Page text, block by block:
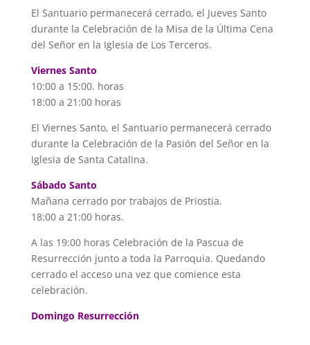
El Santuario permanecerá cerrado, el Jueves Santo
durante la Celebración de la Misa de la Última Cena
del Señor en la Iglesia de Los Terceros.
Viernes Santo
10:00 a 15:00. horas
18:00 a 21:00 horas
El Viernes Santo, el Santuario permanecerá cerrado
durante la Celebración de la Pasión del Señor en la
Iglesia de Santa Catalina.
Sábado Santo
Mañana cerrado por trabajos de Priostia.
18:00 a 21:00 horas.
A las 19:00 horas Celebración de la Pascua de
Resurrección junto a toda la Parroquia. Quedando
cerrado el acceso una vez que comience esta
celebración.
Domingo Resurrección